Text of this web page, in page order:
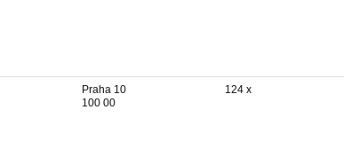
Praha 10
100 00
124 x